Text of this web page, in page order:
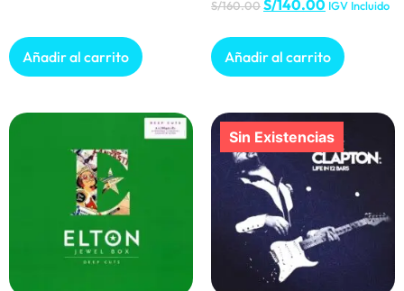
Añadir al carrito
S/160.00S/140.00 IGV Incluido
Añadir al carrito